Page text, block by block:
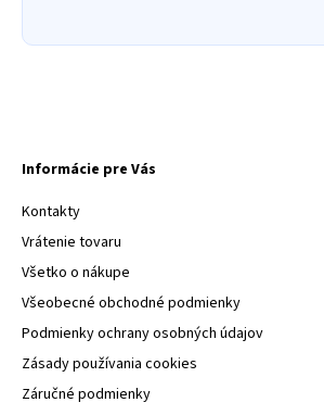
Informácie pre Vás
Kontakty
Vrátenie tovaru
Všetko o nákupe
Všeobecné obchodné podmienky
Podmienky ochrany osobných údajov
Zásady používania cookies
Záručné podmienky